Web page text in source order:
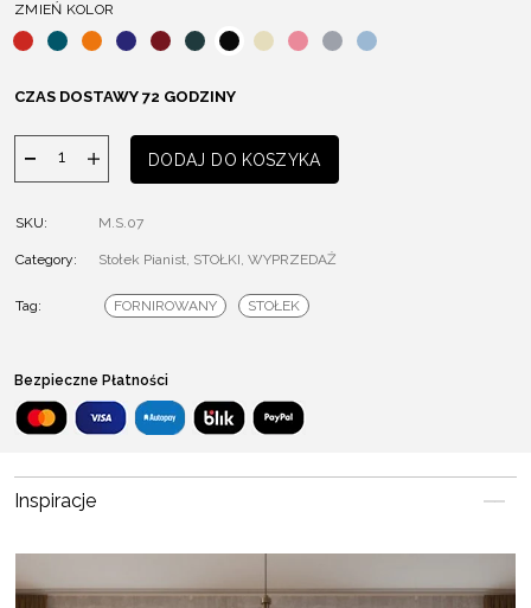
ZMIEŃ KOLOR
CZAS DOSTAWY 72 GODZINY
ilość
Stołek
DODAJ DO KOSZYKA
SKU: M.S.07
Category: Stołek Pianist, STOŁKI, WYPRZEDAŻ
Tag: FORNIROWANY STOŁEK
Bezpieczne Płatności
Inspiracje